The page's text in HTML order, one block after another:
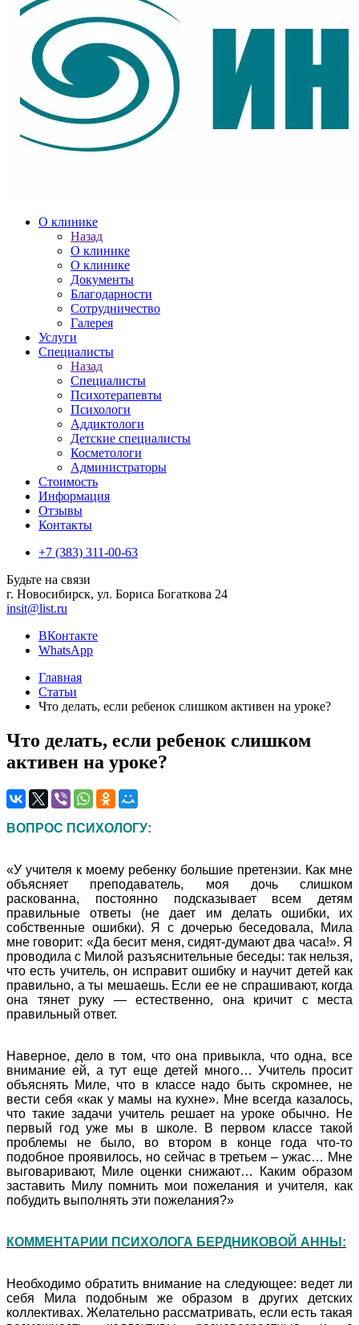
О клинике
Назад
О клинике
О клинике
Документы
Благодарности
Сотрудничество
Галерея
Услуги
Специалисты
Назад
Специалисты
Психотерапевты
Психологи
Аддиктологи
Детские специалисты
Косметологи
Администраторы
Стоимость
Информация
Отзывы
Контакты
+7 (383) 311-00-63
Будьте на связи
г. Новосибирск, ул. Бориса Богаткова 24
insit@list.ru
ВКонтакте
WhatsApp
Главная
Статьи
Что делать, если ребенок слишком активен на уроке?
Что делать, если ребенок слишком
активен на уроке?
ВОПРОС ПСИХОЛОГУ:
«У учителя к моему ребенку большие претензии. Как мне
объясняет преподаватель, моя дочь слишком
раскованна, постоянно подсказывает всем детям
правильные ответы (не дает им делать ошибки, их
собственные ошибки). Я с дочерью беседовала, Мила
мне говорит: «Да бесит меня, сидят-думают два часа!». Я
проводила с Милой разъяснительные беседы: так нельзя,
что есть учитель, он исправит ошибку и научит детей как
правильно, а ты мешаешь. Если ее не спрашивают, когда
она тянет руку — естественно, она кричит с места
правильный ответ.
Наверное, дело в том, что она привыкла, что одна, все
внимание ей, а тут еще детей много… Учитель просит
объяснять Миле, что в классе надо быть скромнее, не
вести себя «как у мамы на кухне». Мне всегда казалось,
что такие задачи учитель решает на уроке обычно. Не
первый год уже мы в школе. В первом классе такой
проблемы не было, во втором в конце года что-то
подобное проявилось, но сейчас в третьем – ужас… Мне
выговаривают, Миле оценки снижают… Каким образом
заставить Милу помнить мои пожелания и учителя, как
побудить выполнять эти пожелания?»
КОММЕНТАРИИ ПСИХОЛОГА БЕРДНИКОВОЙ АННЫ:
Необходимо обратить внимание на следующее: ведет ли
себя Мила подобным же образом в других детских
коллективах. Желательно рассматривать, если есть такая